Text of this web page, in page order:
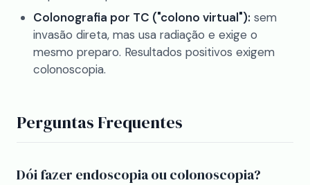
Colonografia por TC ("colono virtual"): sem
invasão direta, mas usa radiação e exige o
mesmo preparo. Resultados positivos exigem
colonoscopia.
Perguntas Frequentes
Dói fazer endoscopia ou colonoscopia?